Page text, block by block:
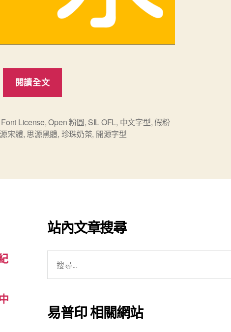
閱讀全文
粉
圓
License,Open 粉圓, SIL OFL, 中文字型,假粉
宋體, 思源黑體, 珍珠奶茶, 開源字型
站內文章搜尋
字:
易普印 相關網站